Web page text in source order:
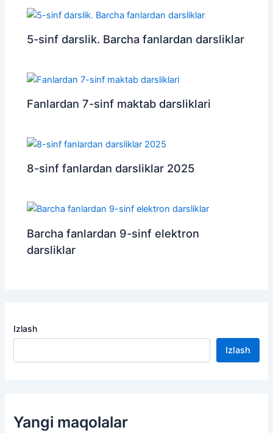
5-sinf darslik. Barcha fanlardan darsliklar
Fanlardan 7-sinf maktab darsliklari
8-sinf fanlardan darsliklar 2025
Barcha fanlardan 9-sinf elektron
darsliklar
Izlash
Izlash
Yangi maqolalar